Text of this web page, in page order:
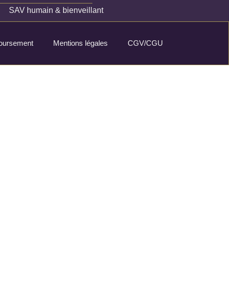
SAV humain & bienveillant
Mentions légales CGV/CGU